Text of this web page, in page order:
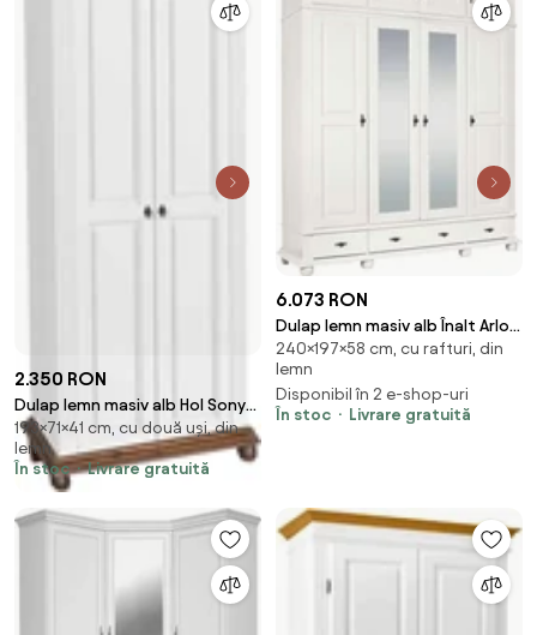
2.350 RON
Dulap lemn masiv alb Hol Sonya
-Maro, 71 × 41 × 193 cm
193×71×41 cm, cu două uși, din
lemn
În stoc
Livrare gratuită
6.073 RON
Dulap lemn masiv alb Înalt Arlo,
197 × 58 × 240 cm
240×197×58 cm, cu rafturi, din
lemn
Disponibil în 2 e-shop-uri
În stoc
Livrare gratuită